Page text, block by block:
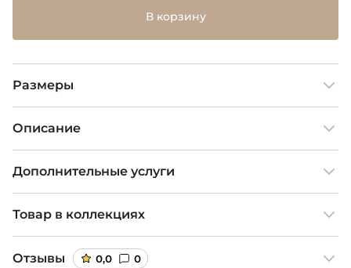
В корзину
Размеры
Описание
Дополнительные услуги
Товар в коллекциях
Отзывы 0,0 0